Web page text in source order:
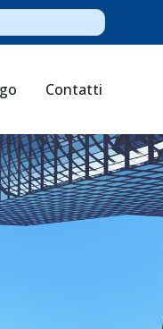
Contatti